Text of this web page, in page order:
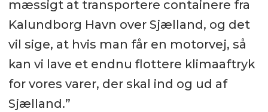
mæssigt at transportere containere fra
Kalundborg Havn over Sjælland, og det
vil sige, at hvis man får en motorvej, så
kan vi lave et endnu flottere klimaaftryk
for vores varer, der skal ind og ud af
Sjælland.”